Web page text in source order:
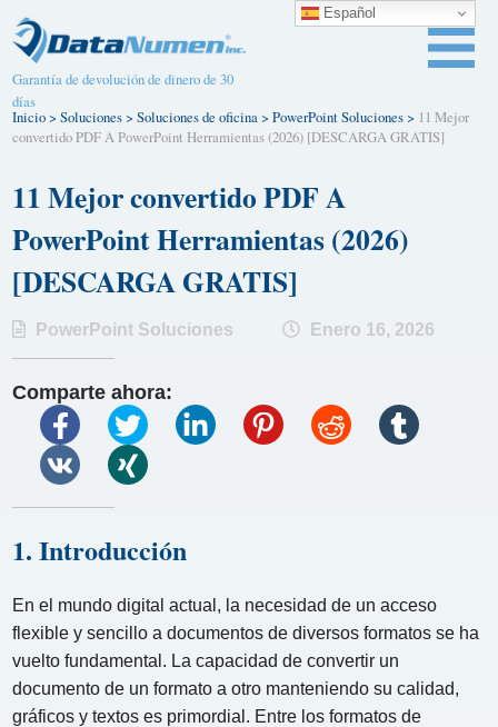
Garantía de devolución de dinero de 30
días
Inicio>Soluciones>Soluciones de oficina>PowerPoint Soluciones> 11 Mejor
convertido PDF A PowerPoint Herramientas (2026) [DESCARGA GRATIS]
11 Mejor convertido PDF A
PowerPoint Herramientas (2026)
[DESCARGA GRATIS]
PowerPoint Soluciones Enero 16, 2026
Comparte ahora:
1. Introducción
En el mundo digital actual, la necesidad de un acceso
flexible y sencillo a documentos de diversos formatos se ha
vuelto fundamental. La capacidad de convertir un
documento de un formato a otro manteniendo su calidad,
gráficos y textos es primordial. Entre los formatos de
Español